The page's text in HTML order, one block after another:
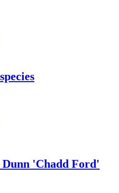
'Chadd Ford'